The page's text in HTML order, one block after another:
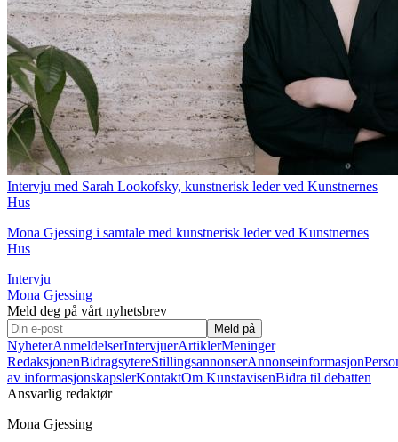
Intervju med Sarah Lookofsky, kunstnerisk leder ved Kunstnernes
Hus
Mona Gjessing i samtale med kunstnerisk leder ved Kunstnernes
Hus
Intervju
Mona Gjessing
Meld deg på vårt nyhetsbrev
Meld på
NyheterAnmeldelserIntervjuerArtiklerMeninger
RedaksjonenBidragsytereStillingsannonserAnnonseinformasjon
av informasjonskapslerKontaktOm KunstavisenBidra til debatten
Ansvarlig redaktør
Mona Gjessing